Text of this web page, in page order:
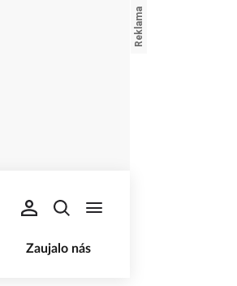
Zaujalo nás